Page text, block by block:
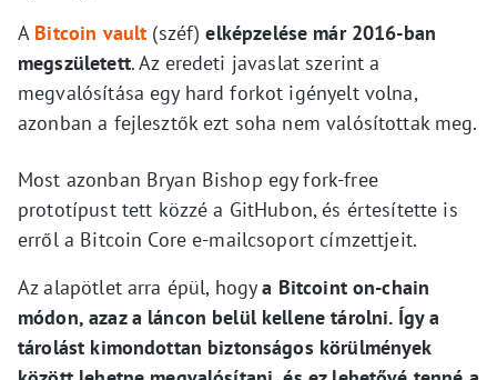
A Bitcoin vault (széf)elképzelése már 2016-ban
megszületett. Az eredeti javaslat szerint a
megvalósítása egy hard forkot igényelt volna,
azonban a fejlesztők ezt soha nem valósítottak meg.
Most azonban Bryan Bishop egy fork-free
prototípust tett közzé a GitHubon, és értesítette is
erről a Bitcoin Core e-mailcsoport címzettjeit.
Az alapötlet arra épül, hogya Bitcoint on-chain
módon, azaz a láncon belül kellene tárolni. Így a
tárolást kimondottan biztonságos körülmények